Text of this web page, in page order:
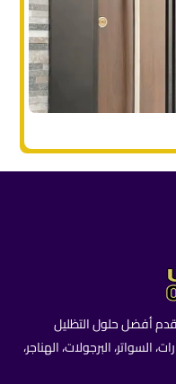
أفضل حلول التظليل
السواتر، البرجولات، الهناجر،